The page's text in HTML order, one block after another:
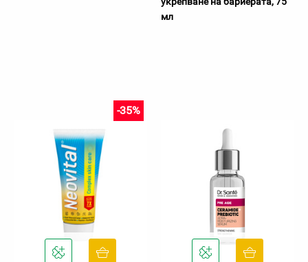
мл
-35%